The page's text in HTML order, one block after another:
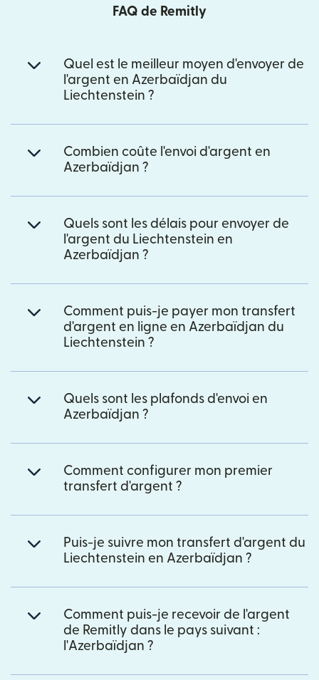
FAQ de Remitly
Quel est le meilleur moyen d'envoyer de
l'argent en Azerbaïdjan du
Liechtenstein ?
Combien coûte l'envoi d'argent en
Azerbaïdjan ?
Quels sont les délais pour envoyer de
l'argent du Liechtenstein en
Azerbaïdjan ?
Comment puis-je payer mon transfert
d'argent en ligne en Azerbaïdjan du
Liechtenstein ?
Quels sont les plafonds d'envoi en
Azerbaïdjan ?
Comment configurer mon premier
transfert d'argent ?
Puis-je suivre mon transfert d'argent du
Liechtenstein en Azerbaïdjan ?
Comment puis-je recevoir de l'argent
de Remitly dans le pays suivant :
l'Azerbaïdjan ?